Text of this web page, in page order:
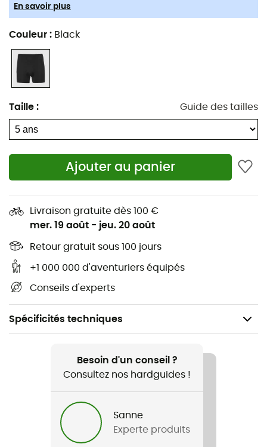
En savoir plus
Couleur : Black
Taille : Guide des tailles
Ajouter au panier
Livraison gratuite dès 100 €
mer. 19 août - jeu. 20 août
Retour gratuit sous 100 jours
+1 000 000 d'aventuriers équipés
Conseils d'experts
Spécificités techniques
Nom du produit
Besoin d'un conseil ?
Consultez nos hardguides !
Sanne
Experte produits